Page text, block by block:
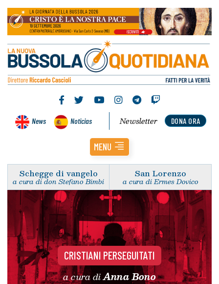
News Noticias DONA ORA
Newsletter
MENU
Schegge di vangelo
a cura di don Stefano Bimbi
San Lorenzo
a cura di Ermes Dovico
CRISTIANI PERSEGUITATI
a cura diAnna Bono